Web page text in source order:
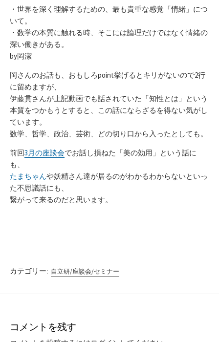
・世界を深く理解するための、最も貴重な感覚「情緒」につ
いて。
・数学の本質に触れる時、そこには論理だけではなく情緒の
深い働きがある。
by岡潔
岡さんのお話も、おもしろpoint挙げるとキリがないので2行
に留めますが、
伊藤貫さんが上記動画でも話されていた「知性とは」という
本質をつかもうとすると、この話にならざるを得ない気がし
ています。
数学、哲学、政治、芸術、どの切り口から入ったとしても。
前回3月の座談会でお話し損ねた「美の効用」という話に
も、
たまちゃんや妖精さん達が居るのがわかるわからないといっ
た不思議話にも、
繋がって来るのだと思います。
カテゴリー: 自立研/座談会/セミナー
コメントを残す